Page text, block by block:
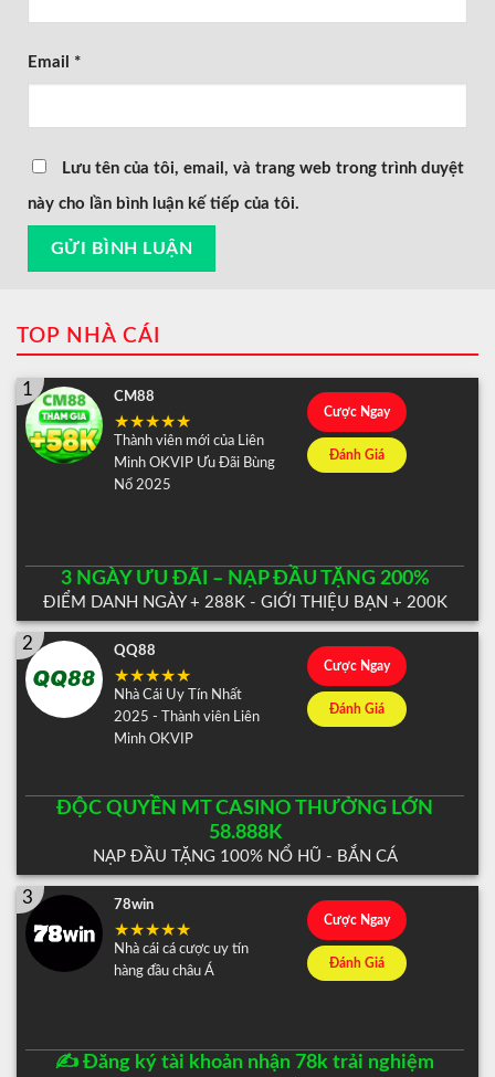
Email *
Lưu tên của tôi, email, và trang web trong trình duyệt
này cho lần bình luận kế tiếp của tôi.
TOP NHÀ CÁI
1 CM88
Thành viên mới của Liên
Minh OKVIP Ưu Đãi Bùng
Nổ 2025
3 NGÀY ƯU ĐÃI – NẠP ĐẦU TẶNG 200%
ĐIỂM DANH NGÀY + 288K - GIỚI THIỆU BẠN + 200K
Cược Ngay
Đánh Giá
2 QQ88
Nhà Cái Uy Tín Nhất
2025 - Thành viên Liên
Minh OKVIP
ĐỘC QUYỀN MT CASINO THƯỞNG LỚN
58.888K
NẠP ĐẦU TẶNG 100% NỔ HŨ - BẮN CÁ
Cược Ngay
Đánh Giá
3 78win
Nhà cái cá cược uy tín
hàng đầu châu Á
✍️ Đăng ký tài khoản nhận 78k trải nghiệm
Cược Ngay
Đánh Giá